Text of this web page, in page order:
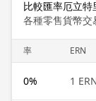
比較匯率厄立
各種零售貨幣
率 ERN
0% 1